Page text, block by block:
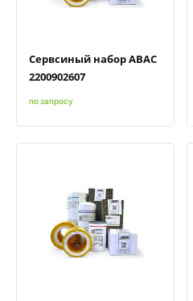
Сервсиный набор ABAC
2200902607
по запросу
Быстрый просмотр
Добавить к сравнению
Добавить в избранное